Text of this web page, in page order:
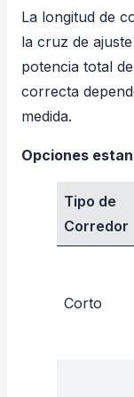
La longitud de
la cruz de
potencia total
correcta
medida.
Opciones
Tipo de
Corredor
Corto